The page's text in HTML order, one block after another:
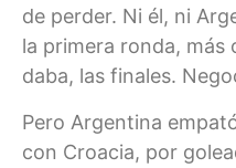
de perder. Ni él, ni
la primera ronda, más
daba, las finales.
Pero Argentina
con Croacia, por